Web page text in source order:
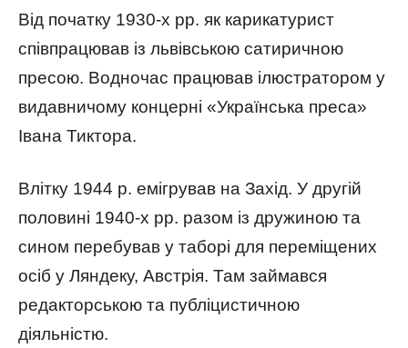
Від початку 1930-х рр. як карикатурист
співпрацював із львівською сатиричною
пресою. Водночас працював ілюстратором у
видавничому концерні «Українська преса»
Івана Тиктора.
Влітку 1944 р. емігрував на Захід. У другій
половині 1940-х рр. разом із дружиною та
сином перебував у таборі для переміщених
осіб у Ляндеку, Австрія. Там займався
редакторською та публіцистичною
діяльністю.